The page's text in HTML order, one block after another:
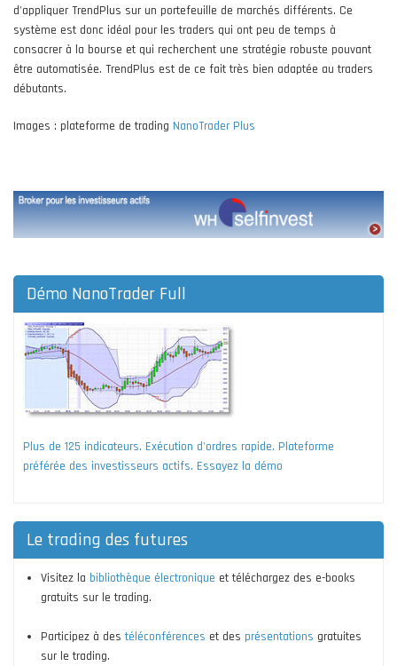
d'appliquer TrendPlus sur un portefeuille de marchés différents. Ce
système est donc idéal pour les traders qui ont peu de temps à
consacrer à la bourse et qui recherchent une stratégie robuste pouvant
être automatisée. TrendPlus est de ce fait très bien adaptée au traders
débutants.
Images : plateforme de trading NanoTrader Plus
Démo NanoTrader Full
Plus de 125 indicateurs. Exécution d'ordres rapide. Plateforme
préférée des investisseurs actifs. Essayez la démo
Le trading des futures
Visitez la bibliothèque électronique et téléchargez des e-books
gratuits sur le trading.
Participez à destéléconférences et des présentations gratuites
sur le trading.